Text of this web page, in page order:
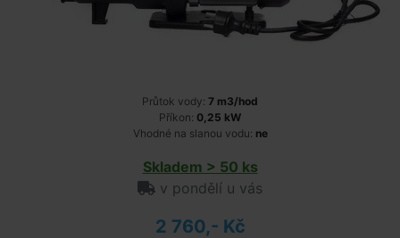
Průtok vody: 7 m3/hod
Příkon: 0,25 kW
Vhodné na slanou vodu: ne
Skladem > 50 ks
v pondělí u vás
2 760,- Kč